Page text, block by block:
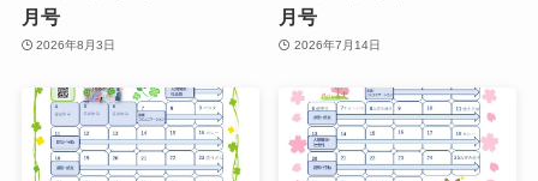
月号
2026年8月3日
月号
2026年7月14日